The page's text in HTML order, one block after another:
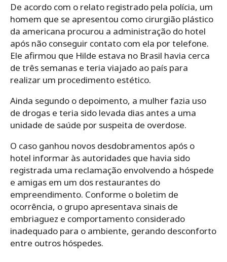
De acordo com o relato registrado pela polícia, um
homem que se apresentou como cirurgião plástico
da americana procurou a administração do hotel
após não conseguir contato com ela por telefone.
Ele afirmou que Hilde estava no Brasil havia cerca
de três semanas e teria viajado ao país para
realizar um procedimento estético.
Ainda segundo o depoimento, a mulher fazia uso
de drogas e teria sido levada dias antes a uma
unidade de saúde por suspeita de overdose.
O caso ganhou novos desdobramentos após o
hotel informar às autoridades que havia sido
registrada uma reclamação envolvendo a hóspede
e amigas em um dos restaurantes do
empreendimento. Conforme o boletim de
ocorrência, o grupo apresentava sinais de
embriaguez e comportamento considerado
inadequado para o ambiente, gerando desconforto
entre outros hóspedes.